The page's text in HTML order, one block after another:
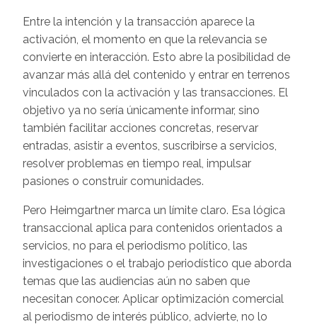
Entre la intención y la transacción aparece la
activación, el momento en que la relevancia se
convierte en interacción. Esto abre la posibilidad de
avanzar más allá del contenido y entrar en terrenos
vinculados con la activación y las transacciones. El
objetivo ya no sería únicamente informar, sino
también facilitar acciones concretas, reservar
entradas, asistir a eventos, suscribirse a servicios,
resolver problemas en tiempo real, impulsar
pasiones o construir comunidades.
Pero Heimgartner marca un límite claro. Esa lógica
transaccional aplica para contenidos orientados a
servicios, no para el periodismo político, las
investigaciones o el trabajo periodístico que aborda
temas que las audiencias aún no saben que
necesitan conocer. Aplicar optimización comercial
al periodismo de interés público, advierte, no lo